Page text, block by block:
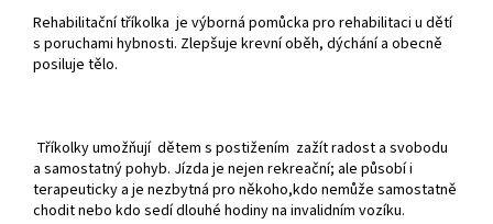
Rehabilitační tříkolka je výborná pomůcka pro rehabilitaci u dětí
s poruchami hybnosti. Zlepšuje krevní oběh, dýchání a obecně
posiluje tělo.
Tříkolky umožňují dětem s postižením zažít radost a svobodu
a samostatný pohyb. Jízda je nejen rekreační; ale působí i
terapeuticky a je nezbytná pro někoho,kdo nemůže samostatně
chodit nebo kdo sedí dlouhé hodiny na invalidním vozíku.